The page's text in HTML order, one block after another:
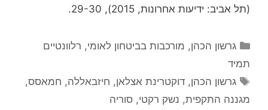
(תל אביב: ידיעות אחרונות, 2015), 29-30.
קטגוריות
גרשון הכהן, מורכבות בביטחון לאומי, רלוונטיים
תמיד
תגיות
גרשון הכהן,דוקטרינת אצלאן, חיזבאללה, חמאסס,
מגננה התקפית, נשק רקטי, סוריה